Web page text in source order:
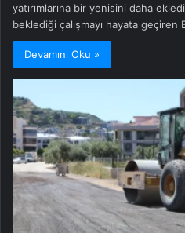
yatırımlarına bir yenisini daha
beklediği çalışmayı hayata geçiren
Devamını Oku »